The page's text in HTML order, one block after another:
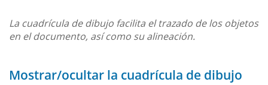
La cuadrícula de dibujo facilita el trazado de los objetos
en el documento, así como su alineación.
Mostrar/ocultar la cuadrícula de dibujo